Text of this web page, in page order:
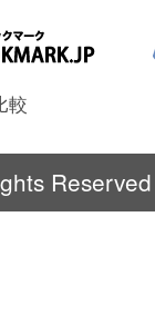
較
Reserved